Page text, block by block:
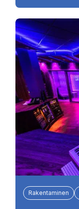
Rakentaminen